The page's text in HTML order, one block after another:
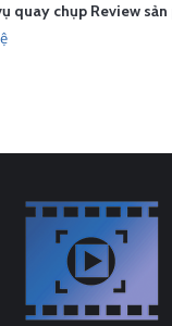
quay chụp Review sản